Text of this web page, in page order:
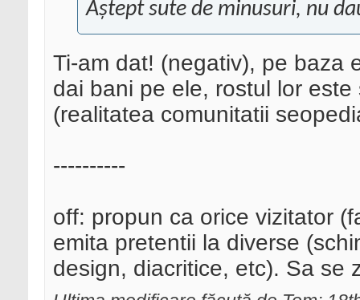
Aștept sute de minusuri, nu
Ti-am dat! (negativ), pe baza
dai bani pe ele, rostul lor
(realitatea comunitatii
----------
off: propun ca orice vizitator
emita pretentii la diverse
design, diacritice, etc). Sa se